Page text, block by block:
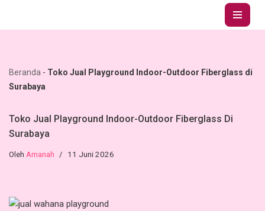
Lompat
Beranda - Toko Jual Playground Indoor-Outdoor Fiberglass di
Surabaya
Toko Jual Playground Indoor-Outdoor Fiberglass Di
Surabaya
Oleh Amanah 11 Juni 2026